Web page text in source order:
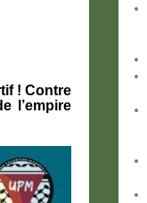
! Contre
l’empire